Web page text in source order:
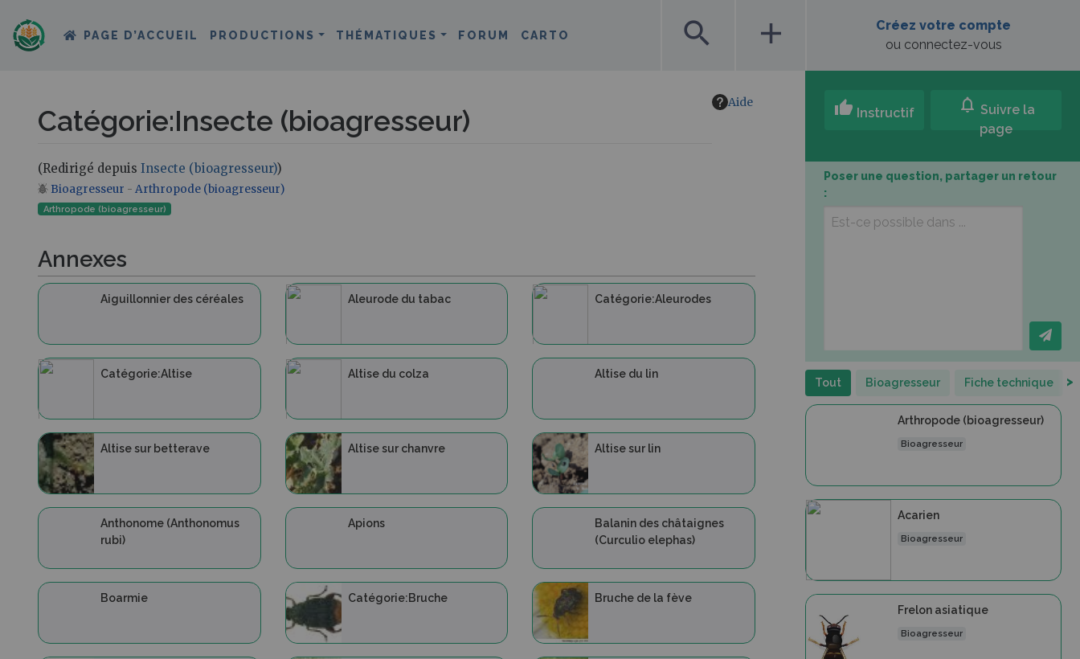
PAGE D’ACCUEIL PRODUCTIONS THÉMATIQUES FORUM CARTO search add
Créez votre compte
ou connectez-vous
Aide
Catégorie:Insecte (bioagresseur)
(Redirigé depuis Insecte (bioagresseur))
Aller à :navigation,rechercher
Bioagresseur - Arthropode (bioagresseur)
Arthropode (bioagresseur)
Annexes
Aiguillonnier des céréales Aleurode du tabac Catégorie:Aleurodes
Catégorie:Altise Altise du colza Altise du lin
Altise sur betterave Altise sur chanvre Altise sur lin
Anthonome (Anthonomus
rubi)
Apions
Balanin des châtaignes
(Curculio elephas)
Boarmie Catégorie:Bruche Bruche de la fève
thumb_up Instructif notifications Suivre la
page
Poser une question, partager un retour
:
Tout Bioagresseur Fiche technique >
Arthropode (bioagresseur)
Bioagresseur
Acarien
Bioagresseur
Frelon asiatique
Bioagresseur